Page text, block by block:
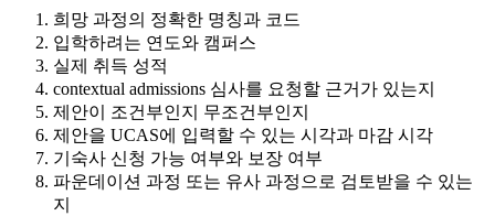
희망 과정의 정확한 명칭과 코드
입학하려는 연도와 캠퍼스
실제 취득 성적
contextual admissions 심사를 요청할 근거가 있는지
제안이 조건부인지 무조건부인지
제안을 UCAS에 입력할 수 있는 시각과 마감 시각
기숙사 신청 가능 여부와 보장 여부
파운데이션 과정 또는 유사 과정으로 검토받을 수 있는
지